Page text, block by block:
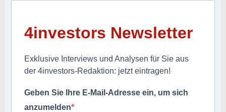
4investors Newsletter
Exklusive Interviews und Analysen für Sie aus
der 4investors-Redaktion: jetzt eintragen!
Geben Sie Ihre E-Mail-Adresse ein, um sich
anzumelden